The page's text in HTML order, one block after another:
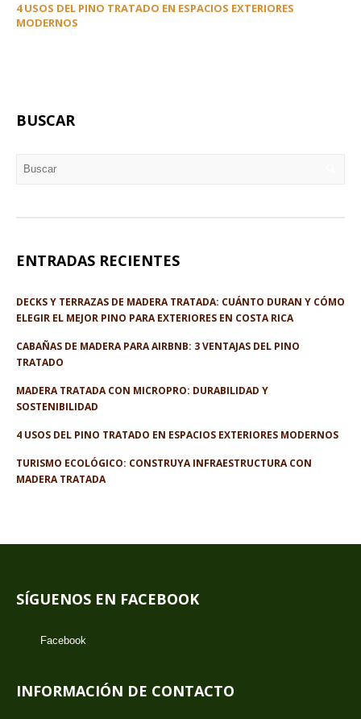
4 USOS DEL PINO TRATADO EN ESPACIOS EXTERIORES
MODERNOS
BUSCAR
ENTRADAS RECIENTES
DECKS Y TERRAZAS DE MADERA TRATADA: CUÁNTO DURAN Y CÓMO
ELEGIR EL MEJOR PINO PARA EXTERIORES EN COSTA RICA
CABAÑAS DE MADERA PARA AIRBNB: 3 VENTAJAS DEL PINO
TRATADO
MADERA TRATADA CON MICROPRO: DURABILIDAD Y
SOSTENIBILIDAD
4 USOS DEL PINO TRATADO EN ESPACIOS EXTERIORES MODERNOS
TURISMO ECOLÓGICO: CONSTRUYA INFRAESTRUCTURA CON
MADERA TRATADA
SÍGUENOS EN FACEBOOK
Facebook
INFORMACIÓN DE CONTACTO